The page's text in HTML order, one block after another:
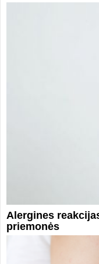
Alergines
priemonės